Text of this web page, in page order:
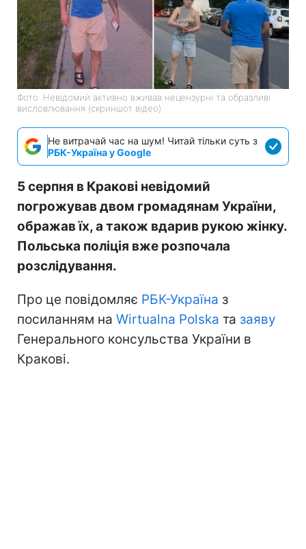
Фото: Невідомий активно вживав нецензурні та образливі
висловлювання (скриншот відео)
Не витрачай час на шум! Читай тільки суть з
РБК-Україна у Google
5 серпня в Кракові невідомий
погрожував двом громадянам України,
ображав їх, а також вдарив рукою жінку.
Польська поліція вже розпочала
розслідування.
Про це повідомляє РБК-Україна з
посиланням на Wirtualna Polska та заяву
Генерального консульства України в
Кракові.